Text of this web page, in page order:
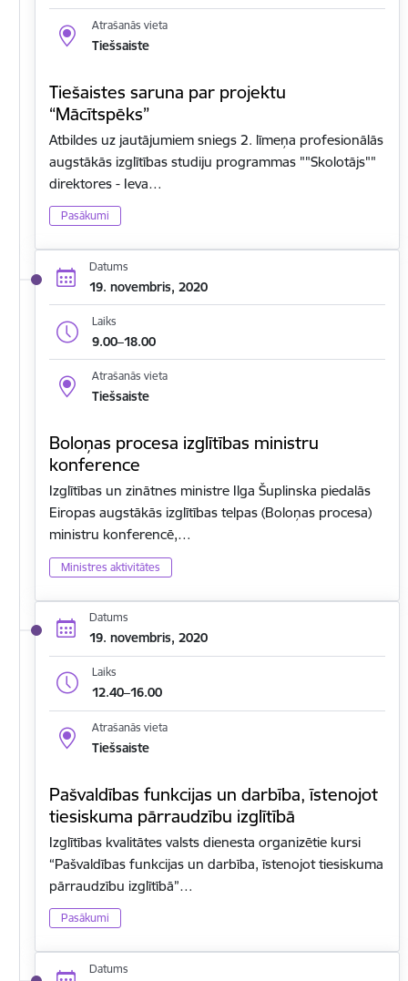
Atrašanās vieta
Tiešsaiste
Tiešaistes saruna par projektu
“Mācītspēks”
Atbildes uz jautājumiem sniegs 2. līmeņa profesionālās
augstākās izglītības studiju programmas ""Skolotājs""
direktores - Ieva…
Pasākumi
Datums
19. novembris, 2020
Laiks
9.00–18.00
Atrašanās vieta
Tiešsaiste
Boloņas procesa izglītības ministru
konference
Izglītības un zinātnes ministre Ilga Šuplinska piedalās
Eiropas augstākās izglītības telpas (Boloņas procesa)
ministru konferencē,…
Ministres aktivitātes
Datums
19. novembris, 2020
Laiks
12.40–16.00
Atrašanās vieta
Tiešsaiste
Pašvaldības funkcijas un darbība, īstenojot
tiesiskuma pārraudzību izglītībā
Izglītības kvalitātes valsts dienesta organizētie kursi
“Pašvaldības funkcijas un darbība, īstenojot tiesiskuma
pārraudzību izglītībā”…
Pasākumi
Datums